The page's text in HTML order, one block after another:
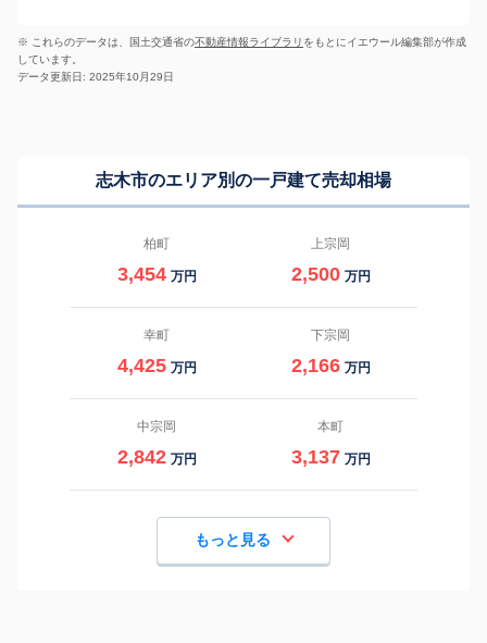
※ これらのデータは、国土交通省の不動産情報ライブラリ をもとにイエウール編集部が作成
しています。
データ更新日: 2025年10月29日
志木市のエリア別の一戸建て売却相場
柏町
3,454 万円
上宗岡
2,500 万円
幸町
4,425 万円
下宗岡
2,166 万円
中宗岡
2,842 万円
本町
3,137 万円
もっと見る